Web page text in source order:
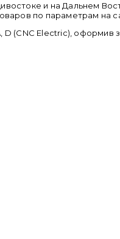
и на Дальнем
по параметрам на
(CNC Electric), оформив